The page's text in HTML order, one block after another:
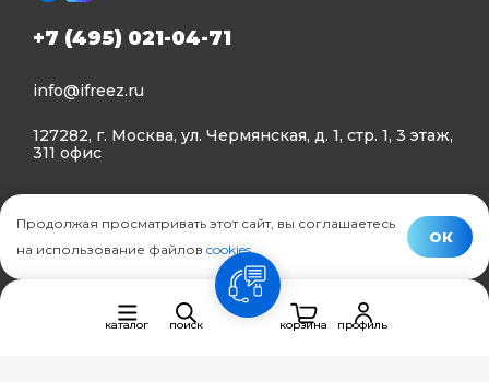
+7 (495) 021-04-71
info@ifreez.ru
127282, г. Москва, ул. Чермянская, д. 1, стр. 1, 3 этаж,
311 офис
Политика конфиденциальности
© Ifreez - продажа и установка климатической техники,
каталог поиск
связь
корзина
профиль
Продолжая просматривать этот сайт, вы соглашаетесь
на использование файлов cookies.
ОК